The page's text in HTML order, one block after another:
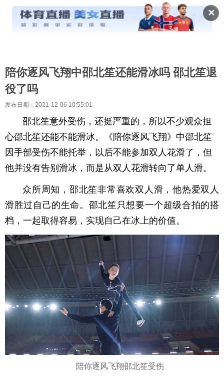
✕
陪你逐风飞翔中邵北笙还能滑冰吗 邵北笙退
役了吗
发布日期：2021-12-06 10:55:01
邵北笙意外受伤，还挺严重的，所以不少观众担
心邵北笙还能不能滑冰。《陪你逐风飞翔》中邵北笙
因手部受伤不能托举，以后不能参加双人花滑了，但
他并没有告别滑冰，而是从双人花滑转向了单人滑。
众所周知，邵北笙非常喜欢双人滑，他热爱双人
滑胜过自己的生命。邵北笙只想要一个超级合拍的搭
档，一起取得容易，实现自己在冰上的价值。
陪你逐风飞翔邵北笙受伤